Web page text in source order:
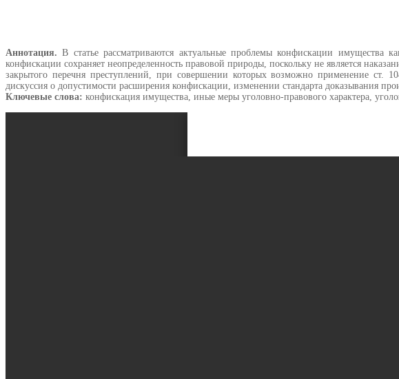
Аннотация. В статье рассматриваются актуальные проблемы конфискации имущества
конфискации сохраняет неопределенность правовой природы, поскольку не является
закрытого перечня преступлений, при совершении которых возможно применение ст.
дискуссия о допустимости расширения конфискации, изменении стандарта доказывания
Ключевые слова: конфискация имущества, иные меры уголовно-правового характера,